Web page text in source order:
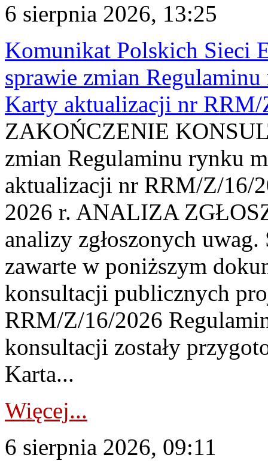
6 sierpnia 2026, 13:25
Komunikat Polskich Sieci
sprawie zmian
Karty aktualizacji nr
ZAKOŃCZENIE
zmian Regulaminu rynku
aktualizacji nr RRM/Z/16/
2026 r. ANALIZA
analizy zgłoszonych
zawarte w poniższym
konsultacji publicznych
RRM/Z/16/2026
konsultacji zostały
Karta...
Więcej...
6 sierpnia 2026, 09:11